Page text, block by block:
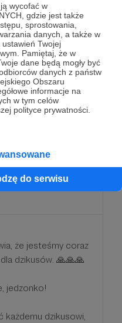
wycofać w
gdzie jest także
sprostowania,
danych, a także w
Twojej
Pamiętaj, że w
dane będą mogły być
danych z państw
Obszaru
informacje na
w tym celów
polityce prywatności.
do serwisu
nowego
i za Twoją
w socjal mediach a
❤️
że jesteśmy coraz
dzikusów. 🙏🙏🙏
jedzonko!
każdemu dzikusowi,